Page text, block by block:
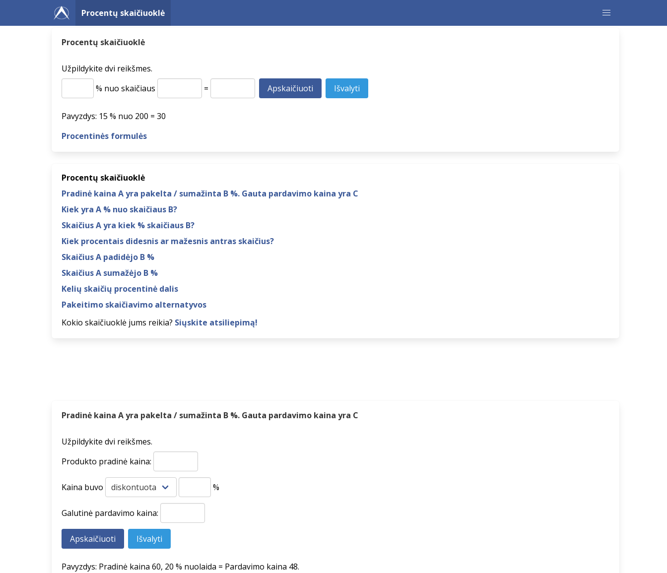
Procentų skaičiuoklė
Procentų skaičiuoklė
Užpildykite dvi reikšmes.
% nuo skaičiaus
=
Pavyzdys: 15 % nuo 200 = 30
Procentinės formulės
Procentų skaičiuoklė
Pradinė kaina A yra pakelta / sumažinta B %. Gauta pardavimo kaina yra C
Kiek yra A % nuo skaičiaus B?
Skaičius A yra kiek % skaičiaus B?
Kiek procentais didesnis ar mažesnis antras skaičius?
Skaičius A padidėjo B %
Skaičius A sumažėjo B %
Kelių skaičių procentinė dalis
Pakeitimo skaičiavimo alternatyvos
Kokio skaičiuoklė jums reikia? Siųskite atsiliepimą!
Pradinė kaina A yra pakelta / sumažinta B %. Gauta pardavimo kaina yra C
Užpildykite dvi reikšmes.
Produkto pradinė kaina:
Kaina buvo %
Galutinė pardavimo kaina:
Pavyzdys: Pradinė kaina 60, 20 % nuolaida = Pardavimo kaina 48.